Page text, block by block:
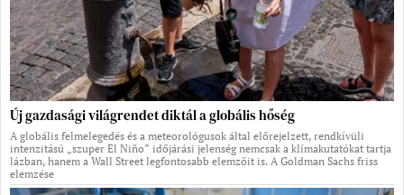
Új gazdasági világrendet diktál a globális hőség
A globális felmelegedés és a meteorológusok által előrejelzett, rendkívüli
intenzitású „szuper El Niño” időjárási jelenség nemcsak a klímakutatókat tartja
lázban, hanem a Wall Street legfontosabb elemzőit is. A Goldman Sachs friss
elemzése